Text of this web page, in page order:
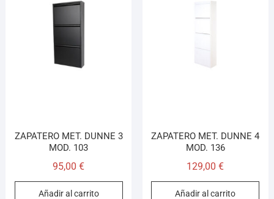
ZAPATERO MET. DUNNE 3
MOD. 103
95,00€
Añadir al carrito
ZAPATERO MET. DUNNE 4
MOD. 136
129,00€
Añadir al carrito